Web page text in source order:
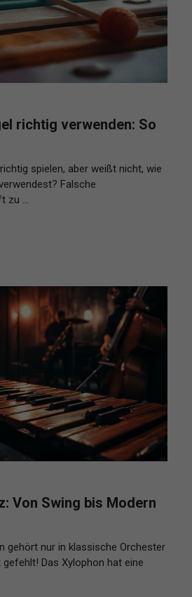
richtig verwenden: So
spielen, aber weißt nicht, wie
Falsche
zu …
Von Swing bis Modern
gehört nur in klassische Orchester
Das Xylophon hat eine